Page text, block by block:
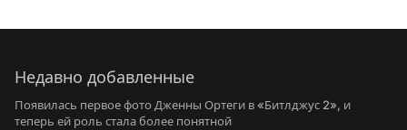
Недавно добавленные
Появилась первое фото Дженны Ортеги в «Битлджус 2», и
теперь ей роль стала более понятной